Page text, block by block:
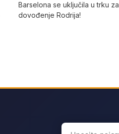
Barselona se uključila u trku za
dovođenje Rodrija!
Search